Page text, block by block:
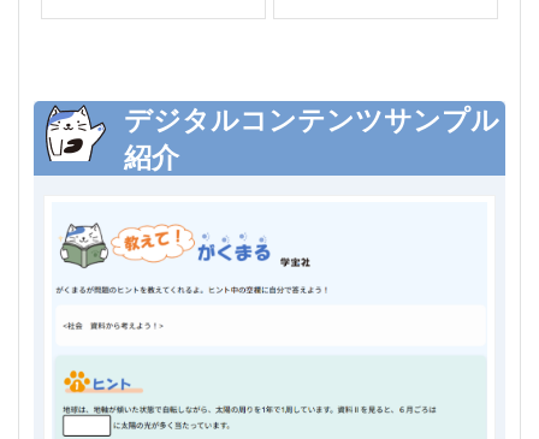
デジタルコンテンツサンプル
紹介